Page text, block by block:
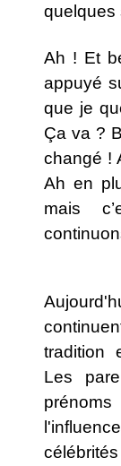
quelques
Ah ! Et
appuyé
que je
Ça va ?
changé !
Ah en
mais
tradition
Les